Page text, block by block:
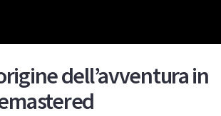
dell’avventura in